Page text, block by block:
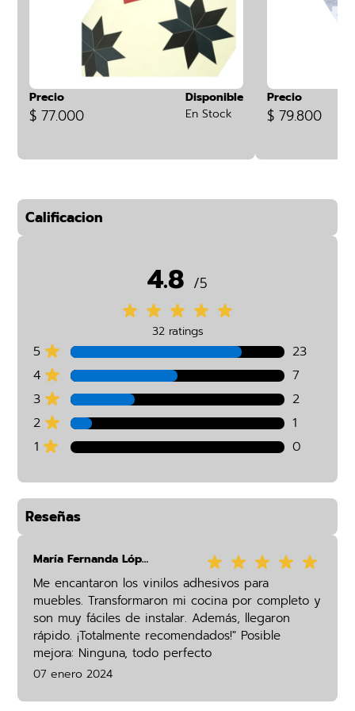
Precio
$ 77.000
Disponible
En Stock
Precio
$ 79.800
Calificacion
4.8 /5
32 ratings
5
23
4
7
3
2
2
1
1
0
Reseñas
María Fernanda López
Me encantaron los vinilos adhesivos para
muebles. Transformaron mi cocina por completo y
son muy fáciles de instalar. Además, llegaron
rápido. ¡Totalmente recomendados!" Posible
mejora: Ninguna, todo perfecto
07 enero 2024